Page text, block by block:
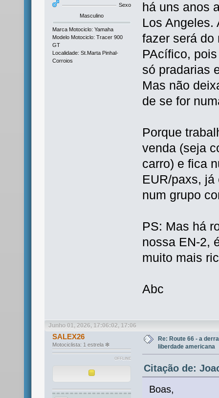
Sexo
Masculino
Marca Motociclo: Yamaha
Modelo Motociclo: Tracer 900
GT
Localidade: St.Marta Pinhal-
Corroios
há uns anos
Los Angeles.
fazer será do
PAcífico,
só pradarias
Mas não
de se for
Porque
venda (seja
carro) e fica
EUR/paxs,
num grupo
PS: Mas há
nossa EN-2,
muito mais
Abc
Junho 01, 2026, 17:06:02, 17:06
SALEX26
Motociclista: 1 estrela ❇
OFFLINE
Re: Route 66 - a
liberdade americana
Citação de:
Boas,